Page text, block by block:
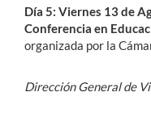
Día 5: Viernes 13 de
Conferencia en
organizada por la
Dirección General de